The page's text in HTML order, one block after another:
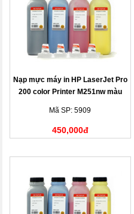
Nạp mực máy in HP LaserJet Pro
200 color Printer M251nw màu
Mã SP: 5909
450,000đ